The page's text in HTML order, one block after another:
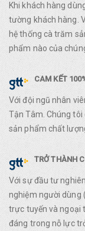
Khi khách hàng
tường khách hàng.
hệ thống cà trăm
phẩm nào của
CAM KẾT
Với đội ngũ nhân
Tận Tâm. Chúng
sản phẩm chất
TRỞ THÀNH
Với sự đầu tư
nghiệm người dùng
trực tuyến và ngoại
đáng trong nỗ lực